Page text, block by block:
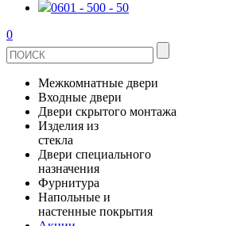
0601 - 500 - 50
0
Межкомнатные двери
ШПОНИРОВАНЫЕ
ЭКОШПОН
ЭМАЛЬ
ИЗ МАССИВА СОСНЫ
Входные двери
МЕТАЛЛИЧЕСКИЕ ДВЕРИ
В КВАРТИРУ
ДЛЯ ДОМА
Двери скрытого монтажа
СТЕКЛЯННЫЕ
ЗЕРКАЛЬНЫЕ
КЕРАМОГРАНИТ
Изделия из
стекла
ДВЕРИ
ДУШЕВЫЕ КАБИНЫ И ПЕРЕГОРОДКИ
Двери специального
назначения
ПРОТИВОПОЖАРНЫЕ
Фурнитура
ДВЕРНЫЕ РУЧКИ
Напольные и
настенные покрытия